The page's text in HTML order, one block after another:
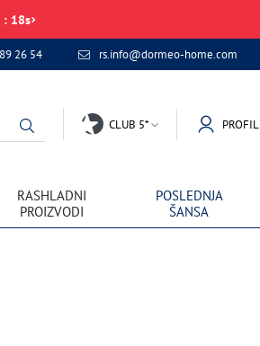
: 18s
26 54 rs.info@dormeo-home.com
CLUB 5* PROFIL
RASHLADNI
PROIZVODI
POSLEDNJA
ŠANSA